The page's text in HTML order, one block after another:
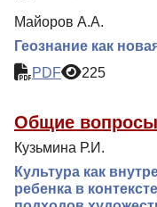
Майоров А.А.
Геознание как
PDF
225
Общие вопросы
Кузьмина Р.И.
Культура как
ребенка в